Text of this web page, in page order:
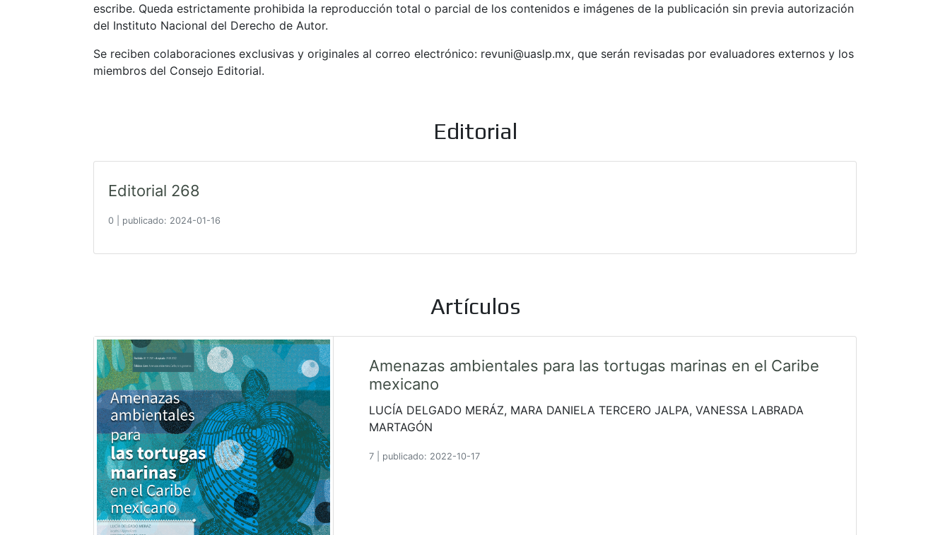
escribe. Queda estrictamente prohibida la reproducción total o parcial de los contenidos e imágenes de la publicación sin previa autorización
del Instituto Nacional del Derecho de Autor.
Se reciben colaboraciones exclusivas y originales al correo electrónico: revuni@uaslp.mx, que serán revisadas por evaluadores externos y los
miembros del Consejo Editorial.
Editorial
Editorial 268
0 publicado: 2024-01-16
Artículos
Amenazas ambientales para las tortugas marinas en el Caribe
mexicano
LUCÍA DELGADO MERÁZ, MARA DANIELA TERCERO JALPA, VANESSA LABRADA
MARTAGÓN
7 publicado: 2022-10-17